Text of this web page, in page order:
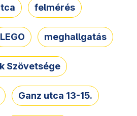
felmérés
LEGO meghallgatás
Szövetsége
Ganz utca 13-15.